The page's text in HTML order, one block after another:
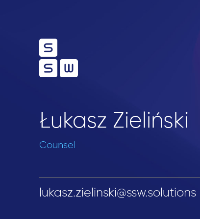
Łukasz Zieliński
Counsel
lukasz.zielinski@ssw.solutions